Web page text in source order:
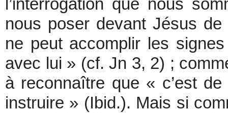
l’interrogation que nous
nous poser devant Jésus
ne peut accomplir les
avec lui » (cf. Jn 3, 2) ;
à reconnaître que « c’est
instruire » (Ibid.). Mais si